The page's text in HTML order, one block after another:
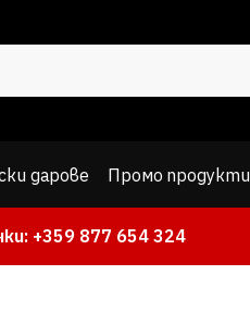
дарове Промо продукти
+359 877 654 324